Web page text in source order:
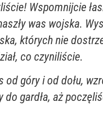
Wspomnijcie
was wojska.
których nie
co czyniliście.
od góry i od dołu,
do gardła, aż